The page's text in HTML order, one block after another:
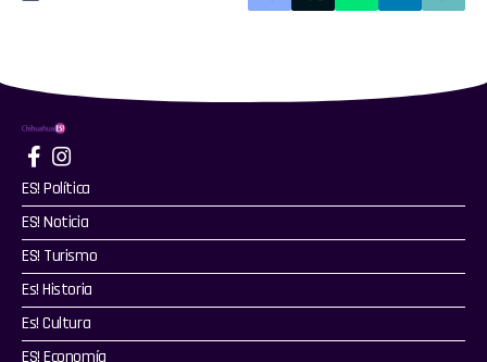
ES! Política
ES! Noticia
ES! Turismo
Es! Historia
Es! Cultura
ES! Economía